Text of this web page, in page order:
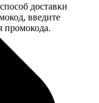
доставки
введите
промокода.